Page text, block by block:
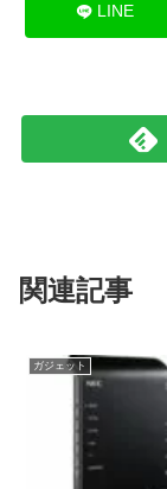
LINE
関連記事
ガジェット